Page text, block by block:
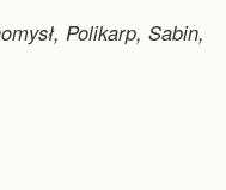
Polikarp, Sabin,